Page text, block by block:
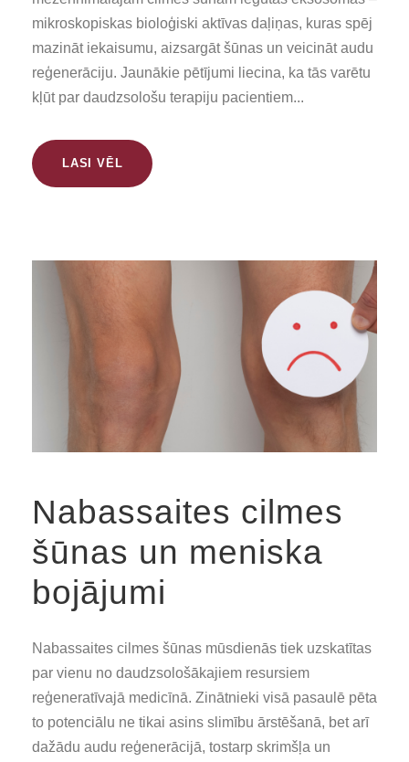
mikroskopiskas bioloģiski aktīvas daļiņas, kuras spēj
mazināt iekaisumu, aizsargāt šūnas un veicināt audu
reģenerāciju. Jaunākie pētījumi liecina, ka tās varētu
kļūt par daudzsološu terapiju pacientiem...
LASI VĒL
Nabassaites cilmes
šūnas un meniska
bojājumi
Nabassaites cilmes šūnas mūsdienās tiek uzskatītas
par vienu no daudzsološākajiem resursiem
reģeneratīvajā medicīnā. Zinātnieki visā pasaulē pēta
to potenciālu ne tikai asins slimību ārstēšanā, bet arī
dažādu audu reģenerācijā, tostarp skrimšļa un